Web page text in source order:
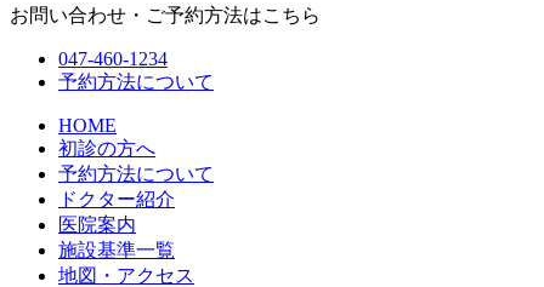
お問い合わせ・ご予約方法はこちら
047-460-1234
予約方法について
HOME
初診の方へ
予約方法について
ドクター紹介
医院案内
施設基準一覧
地図・アクセス